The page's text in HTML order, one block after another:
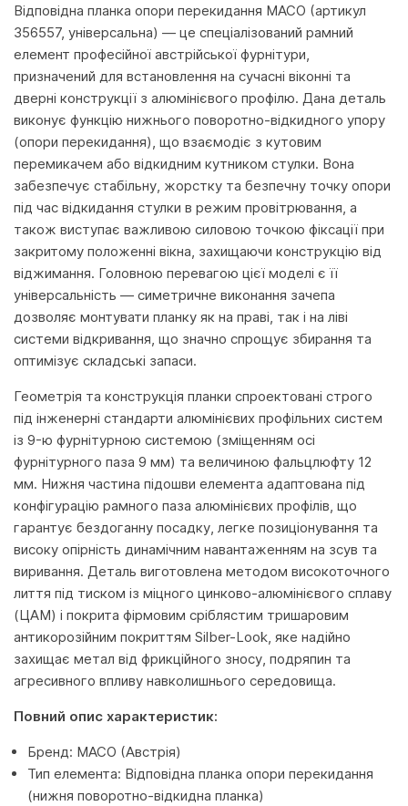
Відповідна планка опори перекидання MACO (артикул
356557, універсальна) — це спеціалізований рамний
елемент професійної австрійської фурнітури,
призначений для встановлення на сучасні віконні та
дверні конструкції з алюмінієвого профілю. Дана деталь
виконує функцію нижнього поворотно-відкидного упору
(опори перекидання), що взаємодіє з кутовим
перемикачем або відкидним кутником стулки. Вона
забезпечує стабільну, жорстку та безпечну точку опори
під час відкидання стулки в режим провітрювання, а
також виступає важливою силовою точкою фіксації при
закритому положенні вікна, захищаючи конструкцію від
віджимання. Головною перевагою цієї моделі є її
універсальність — симетричне виконання зачепа
дозволяє монтувати планку як на праві, так і на ліві
системи відкривання, що значно спрощує збирання та
оптимізує складські запаси.
Геометрія та конструкція планки спроектовані строго
під інженерні стандарти алюмінієвих профільних систем
із 9-ю фурнітурною системою (зміщенням осі
фурнітурного паза 9 мм) та величиною фальцлюфту 12
мм. Нижня частина підошви елемента адаптована під
конфігурацію рамного паза алюмінієвих профілів, що
гарантує бездоганну посадку, легке позиціонування та
високу опірність динамічним навантаженням на зсув та
виривання. Деталь виготовлена методом високоточного
лиття під тиском із міцного цинково-алюмінієвого сплаву
(ЦАМ) і покрита фірмовим сріблястим тришаровим
антикорозійним покриттям Silber-Look, яке надійно
захищає метал від фрикційного зносу, подряпин та
агресивного впливу навколишнього середовища.
Повний опис характеристик:
Бренд: MACO (Австрія)
Тип елемента: Відповідна планка опори перекидання
(нижня поворотно-відкидна планка)